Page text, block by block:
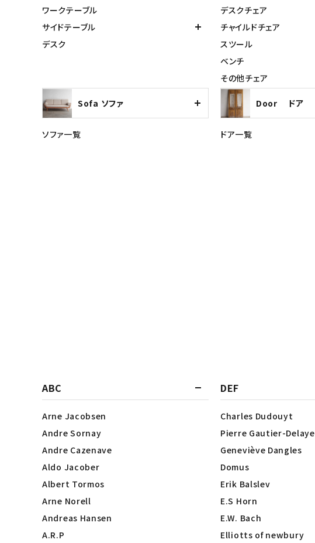
ワークテーブル
サイドテーブル
デスク
デスクチェア
チャイルドチェア
スツール
ベンチ
その他チェア
Sofa ソファ
ソファ一覧
Door ドア
ドア一覧
ABC
Arne Jacobsen
Andre Sornay
Andre Cazenave
Aldo Jacober
Albert Tormos
Arne Norell
Andreas Hansen
A.R.P
DEF
Charles Dudouyt
Pierre Gautier-Delaye
Geneviève Dangles
Domus
Erik Balslev
E.S Horn
E.W. Bach
Elliotts of newbury